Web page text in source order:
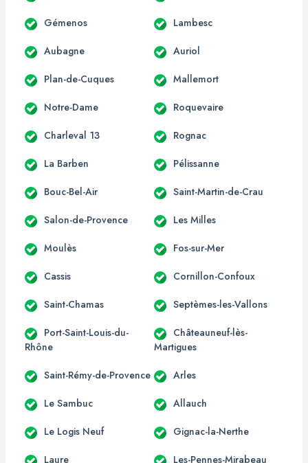
Gémenos Lambesc
Aubagne Auriol
Plan-de-Cuques Mallemort
Notre-Dame Roquevaire
Charleval 13 Rognac
La Barben Pélissanne
Bouc-Bel-Air Saint-Martin-de-Crau
Salon-de-Provence Les Milles
Moulès Fos-sur-Mer
Cassis Cornillon-Confoux
Saint-Chamas Septèmes-les-Vallons
Port-Saint-Louis-du-
Rhône
Châteauneuf-lès-
Martigues
Saint-Rémy-de-Provence Arles
Le Sambuc Allauch
Le Logis Neuf Gignac-la-Nerthe
Laure Les-Pennes-Mirabeau